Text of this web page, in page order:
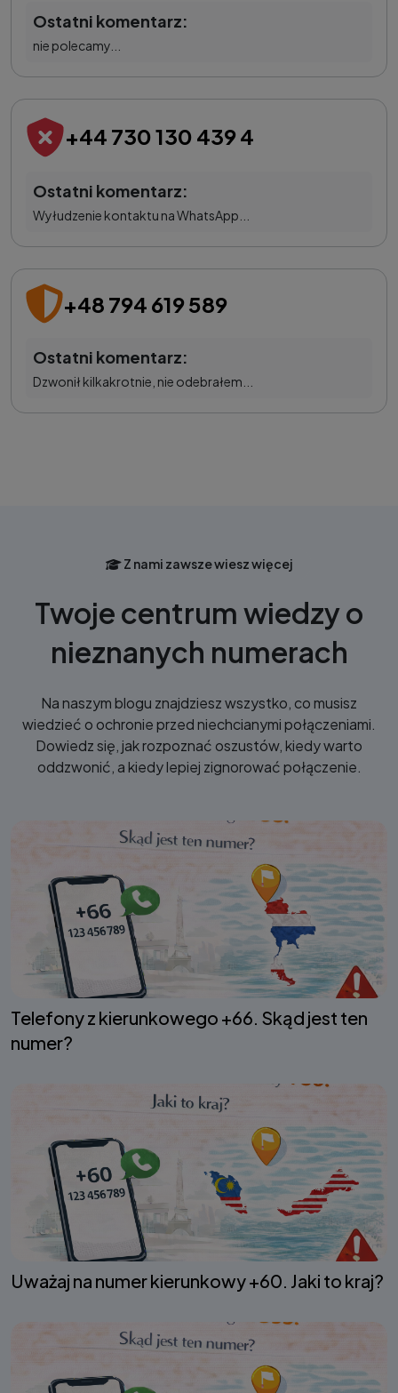
Ostatni komentarz:
nie polecamy...
+44 730 130 439 4
Ostatni komentarz:
Wyłudzenie kontaktu na WhatsApp...
+48 794 619 589
Ostatni komentarz:
Dzwonił kilkakrotnie, nie odebrałem...
Z nami zawsze wiesz więcej
Twoje centrum wiedzy o
nieznanych numerach
Na naszym blogu znajdziesz wszystko, co musisz
wiedzieć o ochronie przed niechcianymi połączeniami.
Dowiedz się, jak rozpoznać oszustów, kiedy warto
oddzwonić, a kiedy lepiej zignorować połączenie.
Telefony z kierunkowego +66. Skąd jest ten
numer?
Uważaj na numer kierunkowy +60. Jaki to kraj?